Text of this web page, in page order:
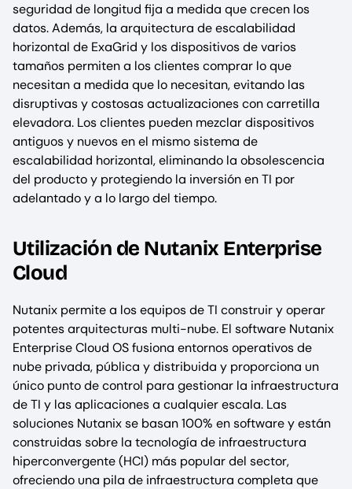
seguridad de longitud fija a medida que crecen los
datos. Además, la arquitectura de escalabilidad
horizontal de ExaGrid y los dispositivos de varios
tamaños permiten a los clientes comprar lo que
necesitan a medida que lo necesitan, evitando las
disruptivas y costosas actualizaciones con carretilla
elevadora. Los clientes pueden mezclar dispositivos
antiguos y nuevos en el mismo sistema de
escalabilidad horizontal, eliminando la obsolescencia
del producto y protegiendo la inversión en TI por
adelantado y a lo largo del tiempo.
Utilización de Nutanix Enterprise
Cloud
Nutanix permite a los equipos de TI construir y operar
potentes arquitecturas multi-nube. El software Nutanix
Enterprise Cloud OS fusiona entornos operativos de
nube privada, pública y distribuida y proporciona un
único punto de control para gestionar la infraestructura
de TI y las aplicaciones a cualquier escala. Las
soluciones Nutanix se basan 100% en software y están
construidas sobre la tecnología de infraestructura
hiperconvergente (HCI) más popular del sector,
ofreciendo una pila de infraestructura completa que